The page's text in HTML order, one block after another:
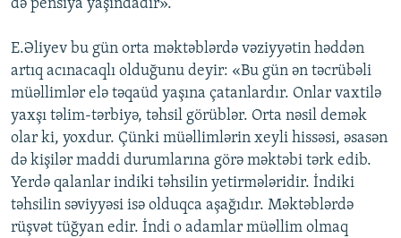
də pensiya yaşındadır».
E.Əliyev bu gün orta məktəblərdə vəziyyətin həddən
artıq acınacaqlı olduğunu deyir: «Bu gün ən təcrübəli
müəllimlər elə təqaüd yaşına çatanlardır. Onlar vaxtilə
yaxşı təlim-tərbiyə, təhsil görüblər. Orta nəsil demək
olar ki, yoxdur. Çünki müəllimlərin xeyli hissəsi, əsasən
də kişilər maddi durumlarına görə məktəbi tərk edib.
Yerdə qalanlar indiki təhsilin yetirmələridir. İndiki
təhsilin səviyyəsi isə olduqca aşağıdır. Məktəblərdə
rüşvət tüğyan edir. İndi o adamlar müəllim olmaq